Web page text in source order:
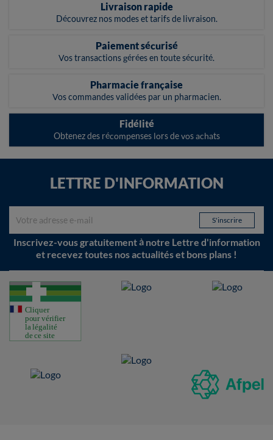
Livraison rapide
Découvrez nos modes et tarifs de livraison.
Paiement sécurisé
Vos transactions gérées en toute sécurité.
Pharmacie française
Vos commandes validées par un pharmacien.
Fidélité
Obtenez des récompenses lors de vos achats
LETTRE D'INFORMATION
Inscrivez-vous gratuitement à notre Lettre d'information
et recevez toutes nos actualités et bons plans !